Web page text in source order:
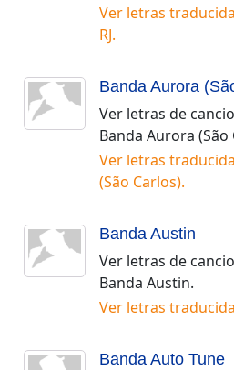
Ver letras
RJ.
Banda Aurora
Ver letras de
Banda Aurora (São
Ver letras
(São Carlos).
Banda Austin
Ver letras de
Banda Austin.
Ver letras
Banda Auto Tune